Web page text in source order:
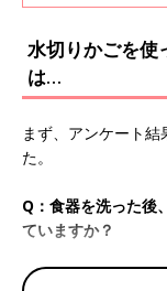
水切りかごを使
は…
まず、アンケート
た。
Q：食器を洗った後
ていますか？
使っている…57.4%